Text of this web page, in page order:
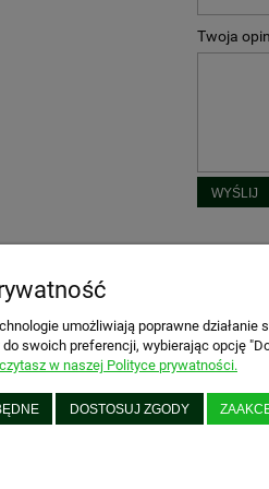
Twoja
WYŚLIJ
Twoje
umożliwiają poprawne
swoich preferencji, wybierając opcję
w naszej Polityce prywatności.
DOSTOSUJ ZGODY